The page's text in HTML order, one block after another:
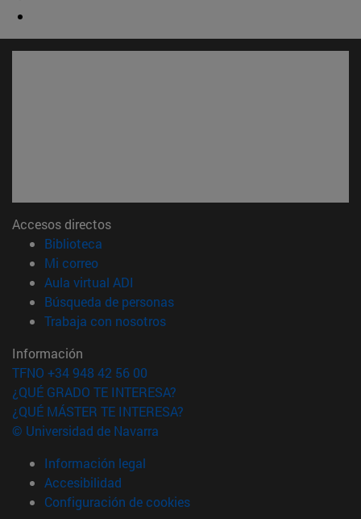
Accesos directos
Biblioteca
Mi correo(abre en nueva ventana)
Aula virtual ADI
Búsqueda de personas(abre en nueva ventana)
Trabaja con nosotros(abre en nueva ventana)
Información
TFNO +34 948 42 56 00
¿QUÉ GRADO TE INTERESA?
¿QUÉ MÁSTER TE INTERESA?
© Universidad de Navarra
Información legal
Accesibilidad
Configuración de cookies